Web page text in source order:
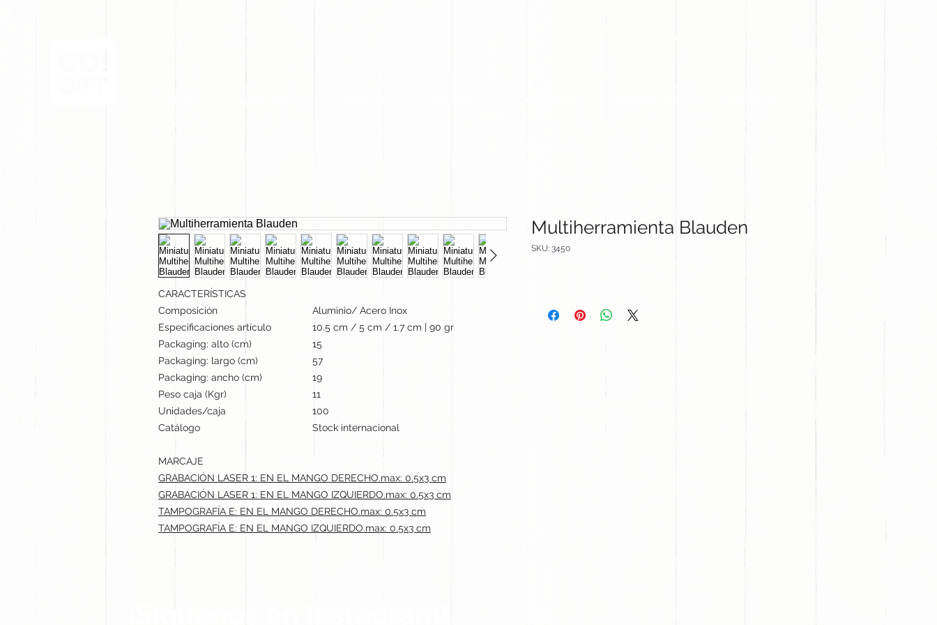
CARACTERÍSTICAS
Composición
Aluminio/ Acero Inox
Especificaciones artículo
10.5 cm / 5 cm / 1.7 cm | 90 gr
Packaging: alto (cm)
15
Packaging: largo (cm)
57
Packaging: ancho (cm)
19
Peso caja (Kgr)
11
Unidades/caja
100
Catálogo
Stock internacional
MARCAJE
GRABACIÓN LASER 1: EN EL MANGO DERECHO.max: 0.5x3 cm
GRABACIÓN LASER 1: EN EL MANGO IZQUIERDO.max: 0.5x3 cm
TAMPOGRAFÍA E: EN EL MANGO DERECHO.max: 0.5x3 cm
TAMPOGRAFÍA E: EN EL MANGO IZQUIERDO.max: 0.5x3 cm
Multiherramienta Blauden
SKU: 3450